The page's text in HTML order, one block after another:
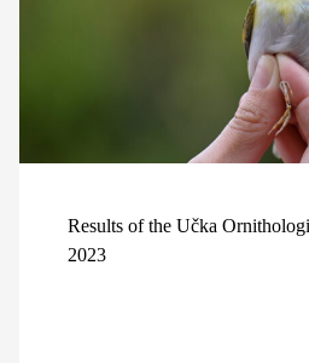
Results of the Učka
2023